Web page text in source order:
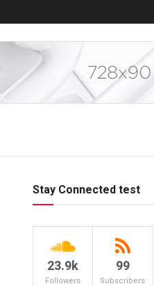
Stay Connected test
23.9k
Followers
99
Subscribers